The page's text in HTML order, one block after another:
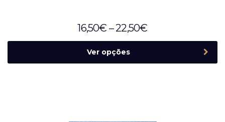
16,50€ –22,50€
Ver opções